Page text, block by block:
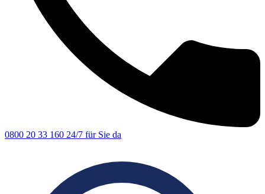
0800 20 33 160 24/7 für Sie da